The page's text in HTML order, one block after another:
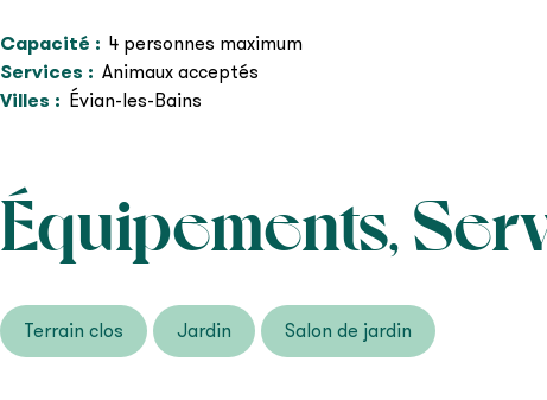
Capacité : 4 personnes maximum
Services : Animaux acceptés
Villes : Évian-les-Bains
Équipements,
Terrain clos Jardin Salon de jardin